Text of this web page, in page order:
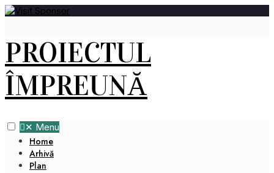
PROIECTUL
ÎMPREUNĂ
✕ Menu
Home
Arhivă
Plan